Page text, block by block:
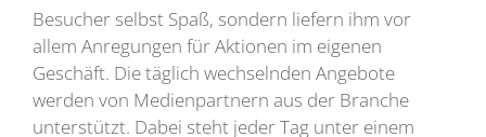
Besucher selbst Spaß, sondern liefern ihm vor
allem Anregungen für Aktionen im eigenen
Geschäft. Die täglich wechselnden Angebote
werden von Medienpartnern aus der Branche
unterstützt. Dabei steht jeder Tag unter einem